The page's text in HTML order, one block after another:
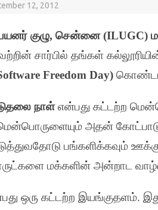
12, 2012
குழு, சென்னை(ILUGC)
சார்பில் தங்கள்
Freedom Day)
நாள்என்பது கட்டற்ற
அதன்
பங்களிக்கவும்
மக்களின் அன்றாட
ஒரு கட்டற்ற இயங்குதளம்.